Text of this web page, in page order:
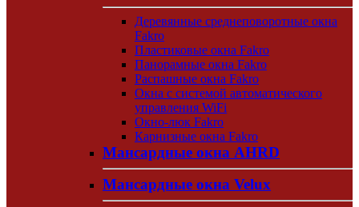
Деревянные среднеповоротные окна
Fakro
Пластиковые окна Fakro
Панорамные окна Fakro
Распашные окна Fakro
Окна с системой автоматического
управления WiFi
Окно-люк Fakro
Карнизные окна Fakro
Мансардные окна AHRD
Мансардные окна Velux